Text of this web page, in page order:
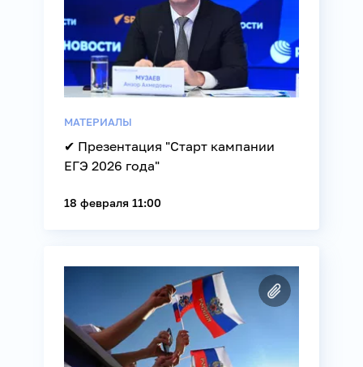
МАТЕРИАЛЫ
✔ Презентация "Старт кампании
ЕГЭ 2026 года"
18 февраля 11:00